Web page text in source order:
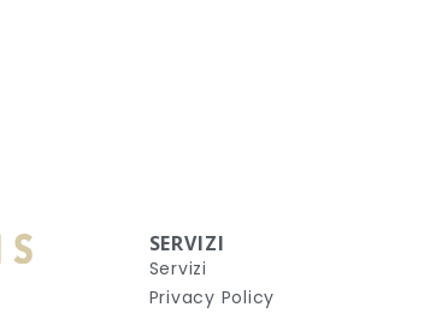
SERVIZI
Servizi
Privacy Policy